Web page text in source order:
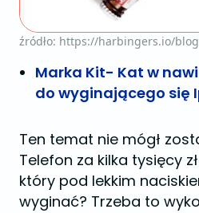
źródło: https://harbingers.io/
Marka Kit- Kat w
do wyginającego się
Ten temat nie mógł
Telefon za kilka tysięcy
który pod lekkim
wyginać? Trzeba to